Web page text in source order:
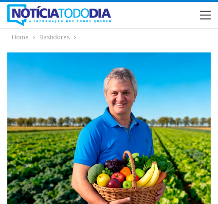
Home Bastidores